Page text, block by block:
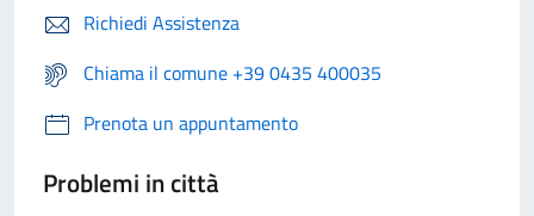
Richiedi Assistenza
Chiama il comune +39 0435 400035
Prenota un appuntamento
Problemi in città